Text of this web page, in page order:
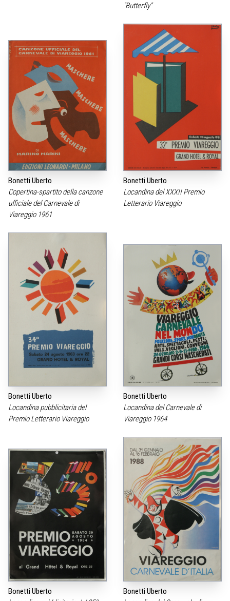
"Butterfly"
Bonetti Uberto
Copertina-spartito della canzone
ufficiale del Carnevale di
Viareggio 1961
Bonetti Uberto
Locandina del XXXII Premio
Letterario Viareggio
Bonetti Uberto
Locandina pubblicitaria del
Premio Letterario Viareggio
Bonetti Uberto
Locandina del Carnevale di
Viareggio 1964
Bonetti Uberto
Bonetti Uberto